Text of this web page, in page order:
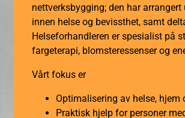
nettverksbygging; den har
innen helse og bevissthet, samt
Helseforhandleren er spesialist på
fargeterapi, blomsteressenser og
Vårt fokus er
Optimalisering av helse, hjem
Praktisk hjelp for personer